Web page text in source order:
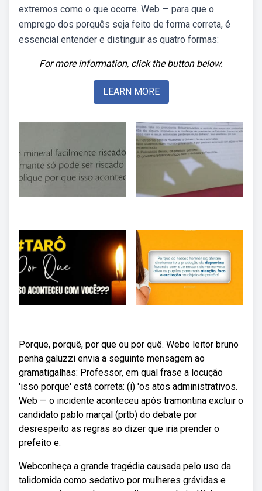
extremos como o que ocorre. Web — para que o
emprego dos porquês seja feito de forma correta, é
essencial entender e distinguir as quatro formas:
For more information, click the button below.
LEARN MORE
Porque, porquê, por que ou por quê. Webo leitor bruno
penha galuzzi envia a seguinte mensagem ao
gramatigalhas: Professor, em qual frase a locução
'isso porque' está correta: (i) 'os atos administrativos.
Web — o incidente aconteceu após tramontina excluir o
candidato pablo marçal (prtb) do debate por
desrespeito as regras ao dizer que iria prender o
prefeito e.
Webconheça a grande tragédia causada pelo uso da
talidomida como sedativo por mulheres grávidas e